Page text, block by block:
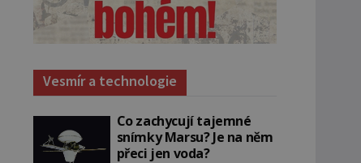
Vesmír a technologie
Co zachycují tajemné
snímky Marsu? Je na něm
přeci jen voda?